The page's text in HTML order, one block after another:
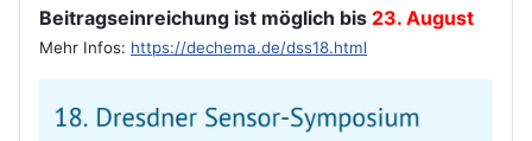
Beitragseinreichung ist möglich bis 23. August
Mehr Infos: https://dechema.de/dss18.html